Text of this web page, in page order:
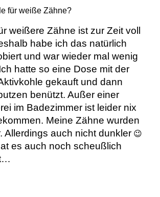
für weiße Zähne?
weißere Zähne ist zur Zeit voll
habe ich das natürlich
und war wieder mal wenig
hatte so eine Dose mit der
gekauft und dann
benützt. Außer einer
im Badezimmer ist leider nix
Meine Zähne wurden
Allerdings auch nicht dunkler😉
es auch noch scheußlich